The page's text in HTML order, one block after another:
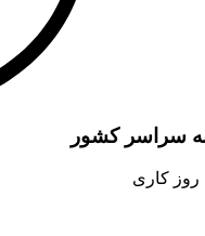
سراسر کشور
کاری